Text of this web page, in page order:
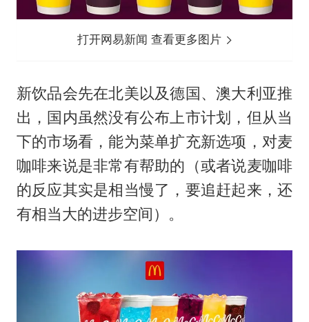
打开网易新闻 查看更多图片
新饮品会先在北美以及德国、澳大利亚推
出，国内虽然没有公布上市计划，但从当
下的市场看，能为菜单扩充新选项，对麦
咖啡来说是非常有帮助的（或者说麦咖啡
的反应其实是相当慢了，要追赶起来，还
有相当大的进步空间）。